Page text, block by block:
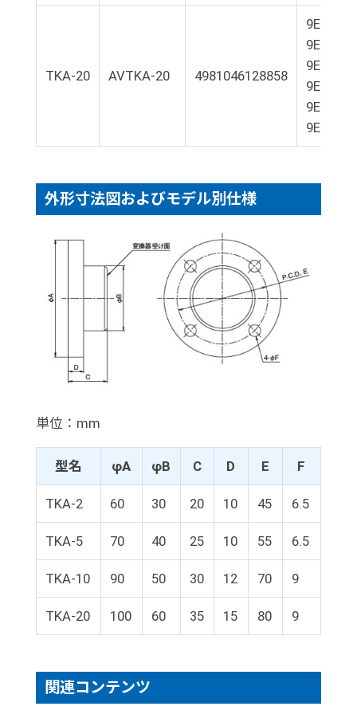
TKA-20 AVTKA-20 4981046128858
9E01-
9E01-
9E01-
9E01-
9E01-
9E01-
外形寸法図およびモデル別仕様
単位：mm
型名 φA φB C D E F
TKA-2 60 30 20 10 45 6.5
TKA-5 70 40 25 10 55 6.5
TKA-10 90 50 30 12 70 9
TKA-20 100 60 35 15 80 9
関連コンテンツ